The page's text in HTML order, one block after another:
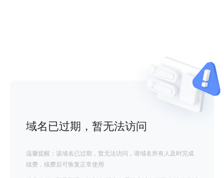
域名已过期，暂无法访问
温馨提醒：该域名已过期，暂无法访问，请域名所有人及时完成
续费，续费后可恢复正常使用